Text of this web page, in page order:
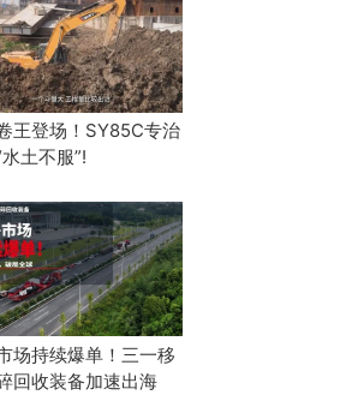
王登场！SY85C专治
土不服”!
场持续爆单！三一移
回收装备加速出海